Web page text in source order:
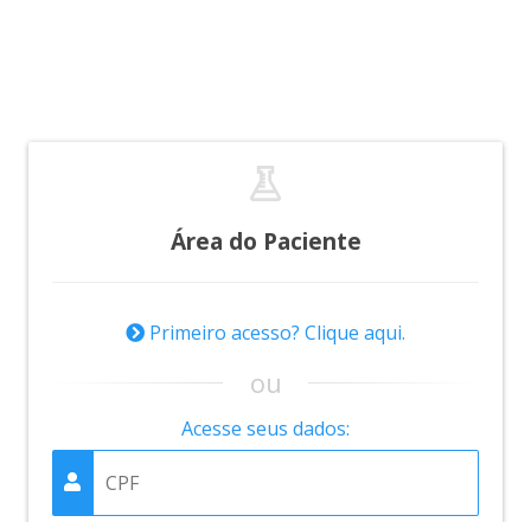
Área do Paciente
Primeiro acesso? Clique aqui.
ou
Acesse seus dados: